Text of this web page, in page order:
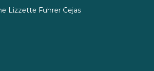
Lizzette Fuhrer Cejas